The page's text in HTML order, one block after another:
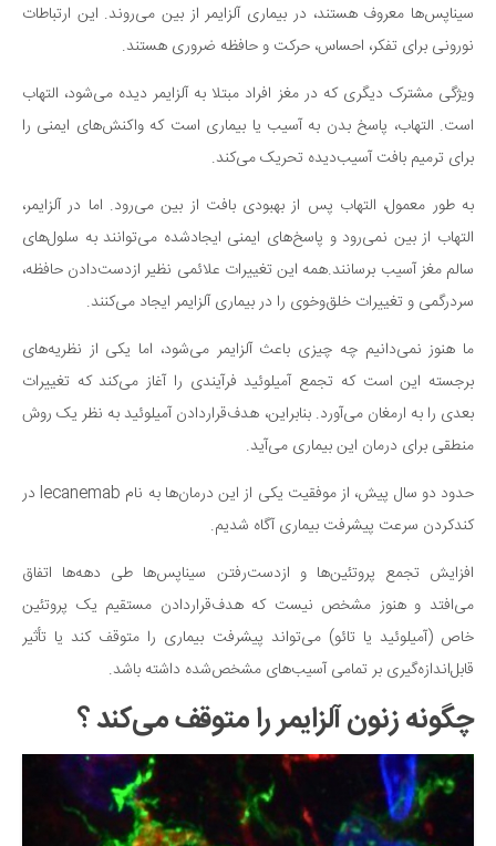
عکاسی و هنرهای تجسمی
کتاب و کتاب‌خوانی
تاریخ
معماری
علمی
فناوری‌ها
نجوم و هوا فضا
زمین و محیط زیست
خودرو
سرگرمی
دانستنی‌ها
بازی
فال
مسابقه
اخبار
سیناپس‌ها معروف هستند، در بیماری آلزایمر از بین می‌روند. این ارتباطات
نورونی برای تفکر، احساس، حرکت و حافظه ضروری هستند.
ویژگی مشترک دیگری که در مغز افراد مبتلا به آلزایمر دیده می‌شود، التهاب
است. التهاب، پاسخ بدن به آسیب یا بیماری است که واکنش‌های ایمنی را
برای ترمیم بافت آسیب‌دیده تحریک می‌کند.
به طور معمول، التهاب پس از بهبودی بافت از بین می‌رود. اما در آلزایمر،
التهاب از بین نمی‌رود و پاسخ‌های ایمنی ایجادشده می‌توانند به سلول‌های
سالم مغز آسیب برسانند.همه این تغییرات علائمی نظیر ازدست‌دادن حافظه،
سردرگمی و تغییرات خلق‌وخوی را در بیماری آلزایمر ایجاد می‌کنند.
ما هنوز نمی‌دانیم چه چیزی باعث آلزایمر می‌شود، اما یکی از نظریه‌های
برجسته این است که تجمع آمیلوئید فرآیندی را آغاز می‌کند که تغییرات
بعدی را به ارمغان می‌آورد. بنابراین، هدف‌قرار‌دادن آمیلوئید به نظر یک روش
منطقی برای درمان این بیماری می‌آید.
حدود دو سال پیش، از موفقیت یکی از این درمان‌ها به نام lecanemab در
کندکردن سرعت پیشرفت بیماری آگاه شدیم.
افزایش تجمع پروتئین‌ها و ازدست‌رفتن سیناپس‌ها طی دهه‌ها اتفاق
می‌افتد و هنوز مشخص نیست که هدف‌قراردادن مستقیم یک پروتئین
خاص (آمیلوئید یا تائو) می‌تواند پیشرفت بیماری را متوقف کند یا تأثیر
قابل‌اندازه‌گیری بر تمامی آسیب‌های مشخص‌شده داشته باشد.
چگونه زنون آلزایمر را متوقف می‌کند ؟